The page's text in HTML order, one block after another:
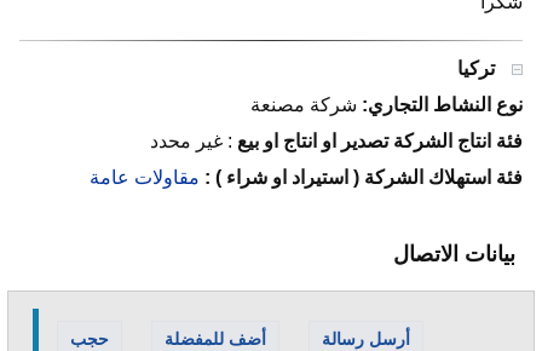
تركيا
نوع النشاط التجاري: شركة مصنعة
فئة انتاج الشركة تصدير او انتاج او بيع : غير محدد
فئة استهلاك الشركة ( استيراد او شراء ) : مقاولات عامة
بيانات الاتصال
حجب أضف للمفضلة أرسل رسالة